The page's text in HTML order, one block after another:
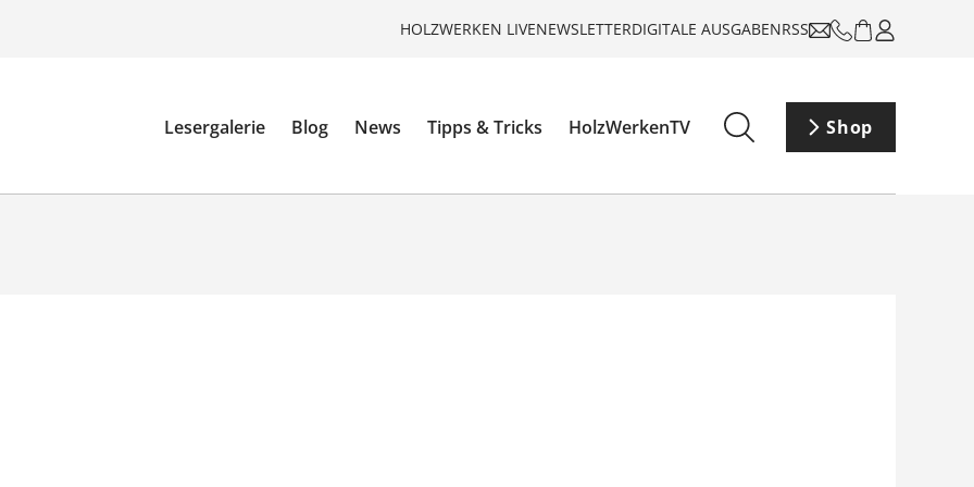
HOLZWERKEN LIVENEWSLETTERDIGITALE AUSGABENRSS
Lesergalerie Blog News Tipps & Tricks HolzWerkenTV Shop